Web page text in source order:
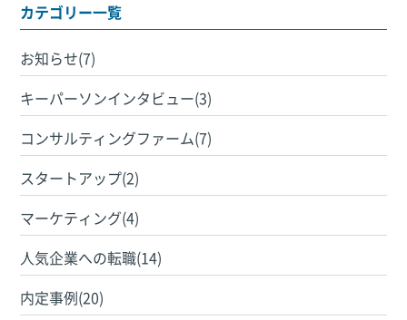
カテゴリー一覧
お知らせ(7)
キーパーソンインタビュー(3)
コンサルティングファーム(7)
スタートアップ(2)
マーケティング(4)
人気企業への転職(14)
内定事例(20)